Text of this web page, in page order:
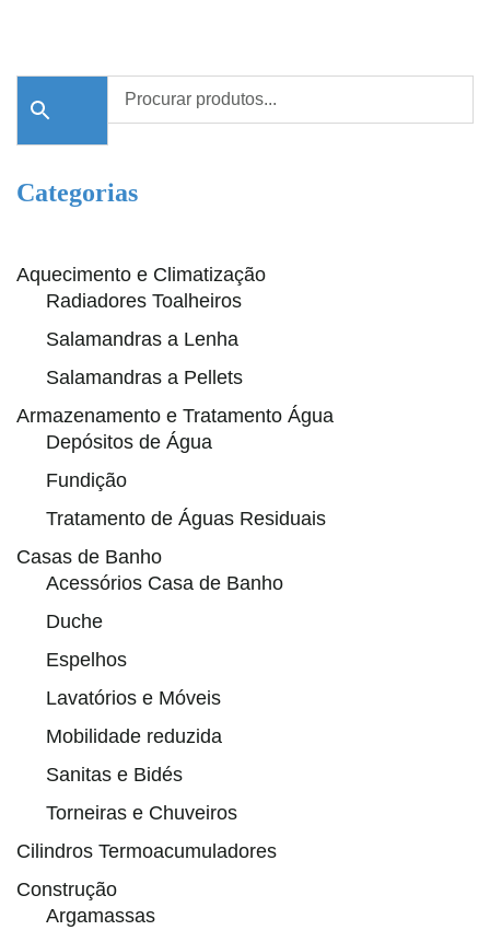
Categorias
Aquecimento e Climatização
Radiadores Toalheiros
Salamandras a Lenha
Salamandras a Pellets
Armazenamento e Tratamento Água
Depósitos de Água
Fundição
Tratamento de Águas Residuais
Casas de Banho
Acessórios Casa de Banho
Duche
Espelhos
Lavatórios e Móveis
Mobilidade reduzida
Sanitas e Bidés
Torneiras e Chuveiros
Cilindros Termoacumuladores
Construção
Argamassas